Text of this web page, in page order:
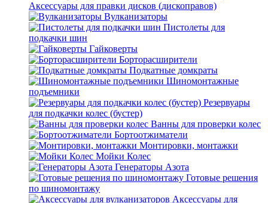
Аксессуары для правки дисков (дископравов)
Вулканизаторы
Пистолеты для
подкачки шин
Гайковерты
Борторасширители
Подкатные домкраты
Шиномонтажные
подъемники
Резервуары
для подкачки колес (бустер)
Ванны для проверки колес
Бортоотжиматели
Монтировки, монтажки
Мойки Колес
Генераторы Азота
Готовые решения
по шиномонтажу
Аксессуары для